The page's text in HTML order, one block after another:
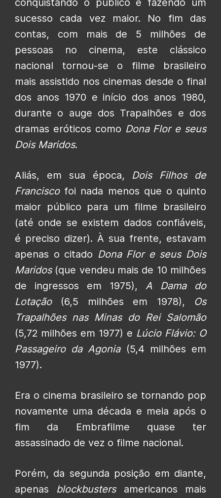
conquistando o público e fazendo um
sucesso cada vez maior. No fim das
contas, com mais de 5 milhões de
pessoas no cinema, este clássico
nacional tornou-se o filme brasileiro
mais assistido nos cinemas desde o final
dos anos 1970 e início dos anos 1980,
durante o auge dos Trapalhões e dos
dramas eróticos como Dona Flor e seus
Dois Maridos.
Aliás, em sua época, Dois Filhos de
Franciscofoi nada menos que o quinto
maior público para um filme brasileiro
(até onde se existem dados confiáveis,
é preciso dizer). À sua frente, estavam
apenas o citado Dona Flor e seus Dois
Maridos(que vendeu mais de 10 milhões
de ingressos em 1975), A Dama do
Lotação(6,5 milhões em 1978), Os
Trapalhões nas Minas do Rei Salomão
(5,72 milhões em 1977) e Lúcio Flávio: O
Passageiro da Agonia(5,4 milhões em
1977).
Era o cinema brasileiro se tornando pop
novamente uma década e meia após o
fim da Embrafilme quase ter
assassinado de vez o filme nacional.
Porém, da segunda posição em diante,
apenas blockbustersamericanos mais